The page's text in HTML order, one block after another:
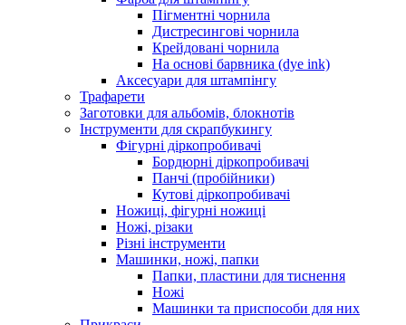
Пігментні чорнила
Дистресингові чорнила
Крейдовані чорнила
На основі барвника (dye ink)
Аксесуари для штампінгу
Трафарети
Заготовки для альбомів, блокнотів
Інструменти для скрапбукингу
Фігурні діркопробивачі
Бордюрні діркопробивачі
Панчі (пробійники)
Кутові діркопробивачі
Ножиці, фігурні ножиці
Ножі, різаки
Різні інструменти
Машинки, ножі, папки
Папки, пластини для тиснення
Ножі
Машинки та приспособи для них